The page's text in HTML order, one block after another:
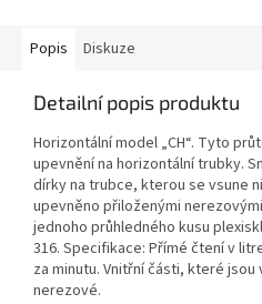
Popis Diskuze
Detailní popis produktu
Horizontální model „CH“. Tyto
upevnění na horizontální trubky.
dírky na trubce, kterou se vsune
upevněno přiloženými
jednoho průhledného kusu
316. Specifikace: Přímé čtení v
za minutu. Vnitřní části, které
nerezové.